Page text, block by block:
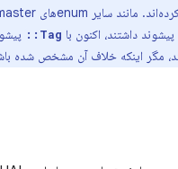
پیشوند داشتند، اکنون با Tag::